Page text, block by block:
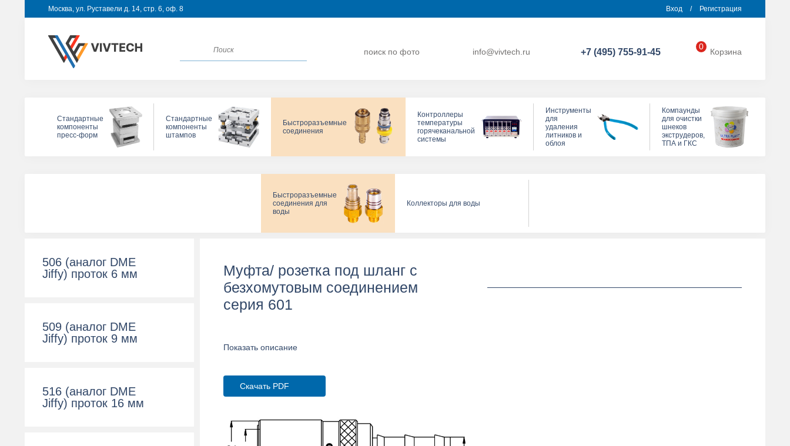
Москва, ул. Руставели д. 14, стр. 6, оф. 8 Вход / Регистрация
поиск по фото info@vivtech.ru +7 (495) 755-91-45
0
Корзина
Стандартные
компоненты
пресс-форм
Стандартные
компоненты
штампов
Быстроразъемные
соединения
Контроллеры
температуры
горячеканальной
системы
Инструменты
для
удаления
литников и
облоя
Компаунды
для очистки
шнеков
экструдеров,
ТПА и ГКС
Быстроразъемные
соединения для
воды
Коллекторы для воды
506 (аналог DME
Jiffy) проток 6 мм
509 (аналог DME
Jiffy) проток 9 мм
516 (аналог DME
Jiffy) проток 16 мм
Муфта/ розетка под шланг с
безхомутовым соединением
серия 601
Показать описание
Скачать PDF